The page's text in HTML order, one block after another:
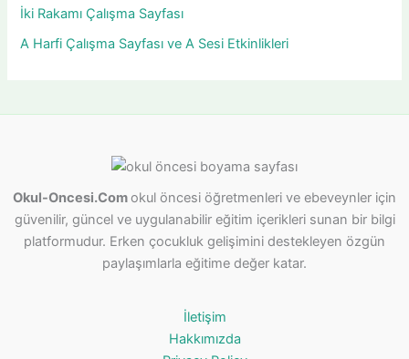
İki Rakamı Çalışma Sayfası
A Harfi Çalışma Sayfası ve A Sesi Etkinlikleri
Okul-Oncesi.Comokul öncesi öğretmenleri ve ebeveynler için
güvenilir, güncel ve uygulanabilir eğitim içerikleri sunan bir bilgi
platformudur. Erken çocukluk gelişimini destekleyen özgün
paylaşımlarla eğitime değer katar.
İletişim
Hakkımızda